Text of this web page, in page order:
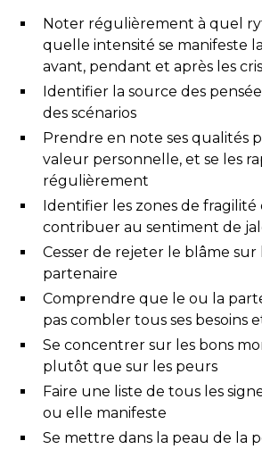
Noter régulièrement à quel
quelle intensité se manifeste
avant, pendant et après les
Identifier la source des
des scénarios
Prendre en note ses qualités
valeur personnelle, et se les
régulièrement
Identifier les zones de
contribuer au sentiment de
Cesser de rejeter le blâme sur
partenaire
Comprendre que le ou la
pas combler tous ses besoins
Se concentrer sur les bons
plutôt que sur les peurs
Faire une liste de tous les
ou elle manifeste
Se mettre dans la peau de la